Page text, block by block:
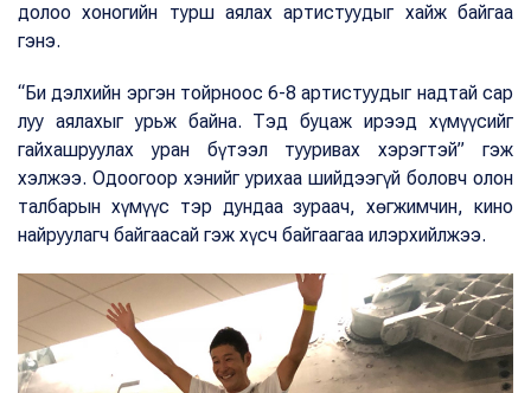
долоо хоногийн турш аялах артистуудыг хайж байгаа
гэнэ.
“Би дэлхийн эргэн тойрноос 6-8 артистуудыг надтай сар
луу аялахыг урьж байна. Тэд буцаж ирээд хүмүүсийг
гайхашруулах уран бүтээл тууривах хэрэгтэй” гэж
хэлжээ. Одоогоор хэнийг урихаа шийдээгүй боловч олон
талбарын хүмүүс тэр дундаа зураач, хөгжимчин, кино
найруулагч байгаасай гэж хүсч байгаагаа илэрхийлжээ.